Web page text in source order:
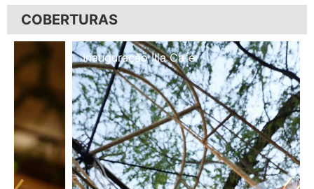
COBERTURAS
Inauguração Illa Café